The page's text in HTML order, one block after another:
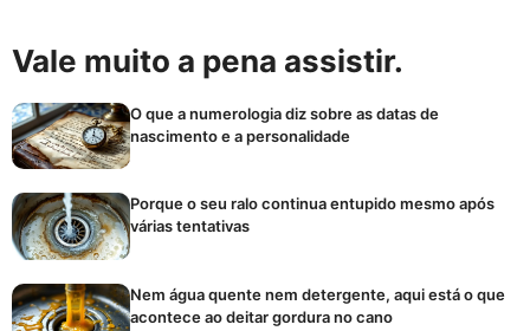
Vale muito a pena assistir.
O que a numerologia diz sobre as datas de
nascimento e a personalidade
Porque o seu ralo continua entupido mesmo após
várias tentativas
Nem água quente nem detergente, aqui está o que
acontece ao deitar gordura no cano